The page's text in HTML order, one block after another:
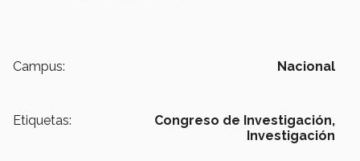
Campus: Nacional
Etiquetas:
Congreso de Investigación,
Investigación